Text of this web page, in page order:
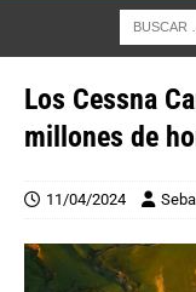
Los Cessna
millones de
11/04/2024